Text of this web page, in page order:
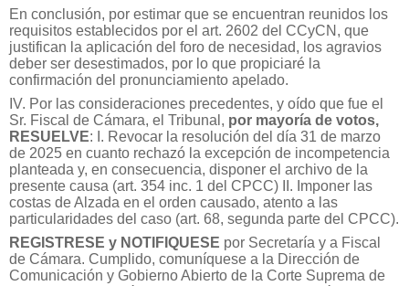
En conclusión, por estimar que se encuentran reunidos los
requisitos establecidos por el art. 2602 del CCyCN, que
justifican la aplicación del foro de necesidad, los agravios
deber ser desestimados, por lo que propiciaré la
confirmación del pronunciamiento apelado.
IV. Por las consideraciones precedentes, y oído que fue el
Sr. Fiscal de Cámara, el Tribunal, por mayoría de votos,
RESUELVE: I. Revocar la resolución del día 31 de marzo
de 2025 en cuanto rechazó la excepción de incompetencia
planteada y, en consecuencia, disponer el archivo de la
presente causa (art. 354 inc. 1 del CPCC) II. Imponer las
costas de Alzada en el orden causado, atento a las
particularidades del caso (art. 68, segunda parte del CPCC).
REGISTRESE y NOTIFIQUESE por Secretaría y a Fiscal
de Cámara. Cumplido, comuníquese a la Dirección de
Comunicación y Gobierno Abierto de la Corte Suprema de